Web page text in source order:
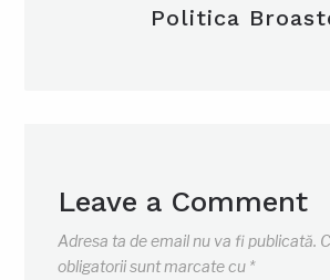
Politica
Leave a Comment
Adresa ta de email nu va fi publicată.
obligatorii sunt marcate cu *